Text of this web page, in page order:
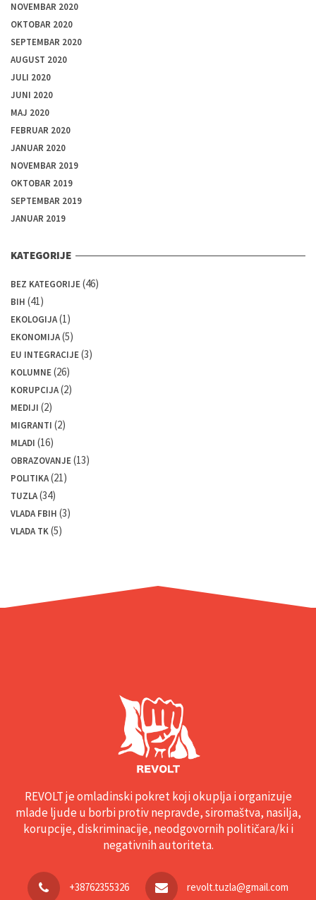
NOVEMBAR 2020
OKTOBAR 2020
SEPTEMBAR 2020
AUGUST 2020
JULI 2020
JUNI 2020
MAJ 2020
FEBRUAR 2020
JANUAR 2020
NOVEMBAR 2019
OKTOBAR 2019
SEPTEMBAR 2019
JANUAR 2019
KATEGORIJE
BEZ KATEGORIJE(46)
BIH (41)
EKOLOGIJA(1)
EKONOMIJA(5)
EU INTEGRACIJE(3)
KOLUMNE(26)
KORUPCIJA(2)
MEDIJI (2)
MIGRANTI (2)
MLADI (16)
OBRAZOVANJE(13)
POLITIKA(21)
TUZLA(34)
VLADA FBIH (3)
VLADA TK(5)
REVOLT je omladinski pokret koji okuplja i organizuje
mlade ljude u borbi protiv nepravde, siromaštva, nasilja,
korupcije, diskriminacije, neodgovornih političara/ki i
negativnih autoriteta.
+38762355326 revolt.tuzla@gmail.com